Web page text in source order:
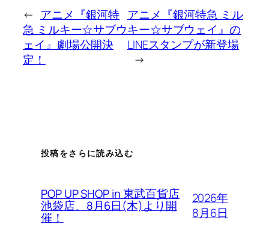
← アニメ『銀河特
急 ミルキー☆サブウ
ェイ』劇場公開決
定！
アニメ『銀河特急 ミル
キー☆サブウェイ』の
LINEスタンプが新登場
→
投稿をさらに読み込む
POP UP SHOP in 東武百貨店
池袋店、8月6日(木)より開
催！
2026年
8月6日